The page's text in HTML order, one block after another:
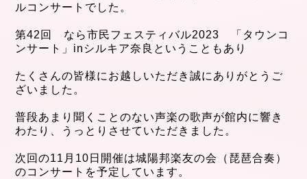
ルコンサートでした。
第42回 なら市民フェスティバル2023 「タウンコ
ンサート」inシルキア奈良ということもあり
たくさんの皆様にお越しいただき 誠にありがとうご
ざいました。
普段あまり聞くことのない声楽の歌声が館内に響き
わたり、うっとりさせていただきました。
次回の11月10 日開催は城陽邦楽友の会（琵琶合奏）
のコンサートを予定しています。